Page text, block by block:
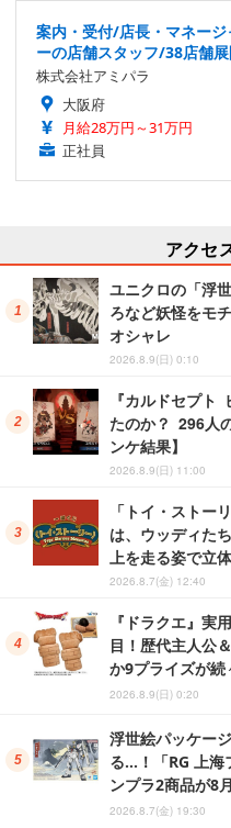
案内・受付/店長・マネー
ーの店舗スタッフ/38店舗
株式会社アミパラ
大阪府
月給28万円～31万円
正社員
アクセ
ユニクロの「浮
ろなど妖怪をモ
オシャレ
2026.8.9(日) 0:10
『カルドセプト
たのか？ 296人
ンケ結果】
2026.8.9(日) 11:00
「トイ・ストー
は、ウッディた
上を走る姿で立
2026.8.7(金) 12:40
『ドラクエ』実
目！歴代主人公
か9プライズが続
2026.8.9(日) 0:20
浮世絵パッケー
る…！「RG 上海
ンプラ2商品が8
2026.8.7(金) 19:30